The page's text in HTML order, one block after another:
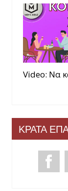
Video: Να
ΚΡΑΤΑ